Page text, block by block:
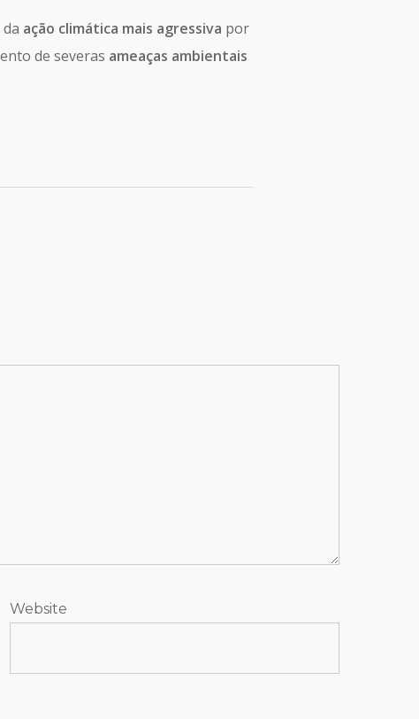
ação climática mais agressiva por
de severas ameaças ambientais
Website